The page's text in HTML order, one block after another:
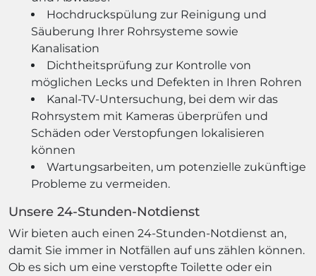
Hochdruckspülung zur Reinigung und
Säuberung Ihrer Rohrsysteme sowie
Kanalisation
Dichtheitsprüfung zur Kontrolle von
möglichen Lecks und Defekten in Ihren Rohren
Kanal-TV-Untersuchung, bei dem wir das
Rohrsystem mit Kameras überprüfen und
Schäden oder Verstopfungen lokalisieren
können
Wartungsarbeiten, um potenzielle zukünftige
Probleme zu vermeiden.
Unsere 24-Stunden-Notdienst
Wir bieten auch einen 24-Stunden-Notdienst an,
damit Sie immer in Notfällen auf uns zählen können.
Ob es sich um eine verstopfte Toilette oder ein